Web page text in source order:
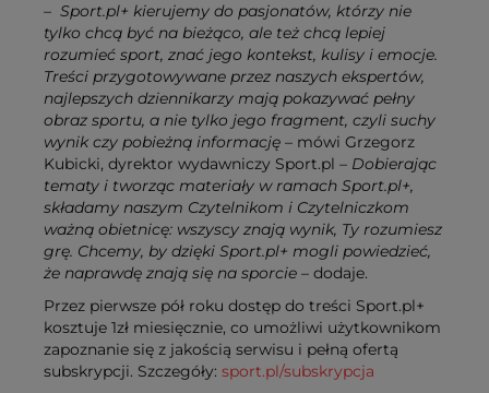
– Sport.pl+ kierujemy do pasjonatów, którzy nie
tylko chcą być na bieżąco, ale też chcą lepiej
rozumieć sport, znać jego kontekst, kulisy i emocje.
Treści przygotowywane przez naszych ekspertów,
najlepszych dziennikarzy mają pokazywać pełny
obraz sportu, a nie tylko jego fragment, czyli suchy
wynik czy pobieżną informację – mówi Grzegorz
Kubicki, dyrektor wydawniczy Sport.pl – Dobierając
tematy i tworząc materiały w ramach Sport.pl+,
składamy naszym Czytelnikom i Czytelniczkom
ważną obietnicę: wszyscy znają wynik, Ty rozumiesz
grę. Chcemy, by dzięki Sport.pl+ mogli powiedzieć,
że naprawdę znają się na sporcie – dodaje.
Przez pierwsze pół roku dostęp do treści Sport.pl+
kosztuje 1zł miesięcznie, co umożliwi użytkownikom
zapoznanie się z jakością serwisu i pełną ofertą
subskrypcji. Szczegóły: sport.pl/subskrypcja